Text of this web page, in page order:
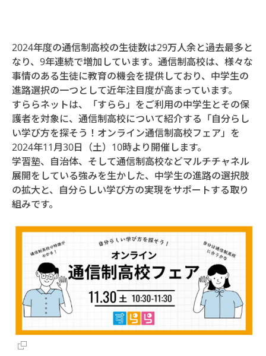
2024年度の通信制高校の生徒数は29万人余と過去最多と
なり、9年連続で増加しています。通信制高校は、様々な
事情のある生徒に教育の機会を提供しており、中学生の
進路選択の一つとして近年注目度が高まっています。
すららネットは、「すらら」をご利用の中学生とその保
護者を対象に、通信制高校について紹介する「自分らし
い学び方を探そう！オンライン通信制高校フェア」を
2024年11月30日（土）10時より開催します。
学習塾、自治体、そして通信制高校などマルチチャネル
展開をしている強みを生かした、中学生の進路の選択肢
の拡大と、自分らしい学び方の実現をサポートする取り
組みです。